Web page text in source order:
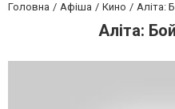
Головна Афіша Кино Аліта:
Аліта: